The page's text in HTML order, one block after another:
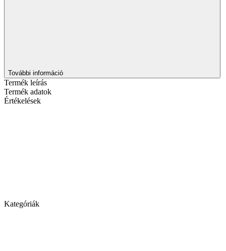
További információ
Termék leírás
Termék adatok
Értékelések
Kategóriák